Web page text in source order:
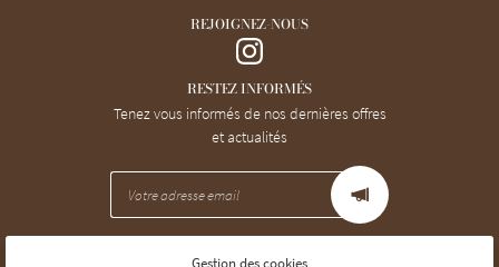
REJOIGNEZ-NOUS
RESTEZ INFORMÉS
Tenez vous informés de nos dernières offres
et actualités
Gestion des cookies